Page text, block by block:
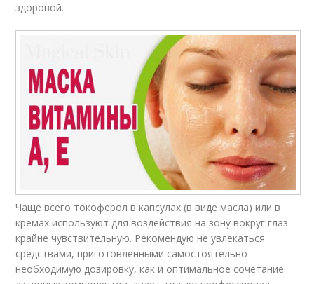
здоровой.
Чаще всего токоферол в капсулах (в виде масла) или в
кремах используют для воздействия на зону вокруг глаз –
крайне чувствительную. Рекомендую не увлекаться
средствами, приготовленными самостоятельно –
необходимую дозировку, как и оптимальное сочетание